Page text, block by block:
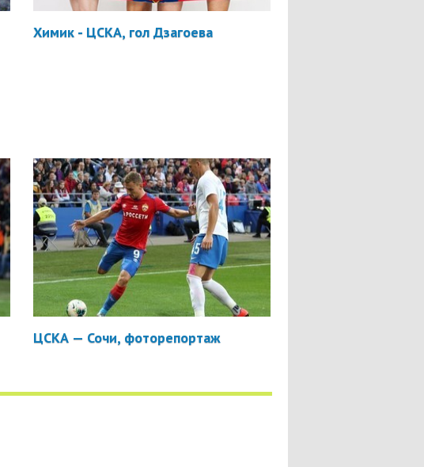
Химик - ЦСКА, гол Дзагоева
ЦСКА — Сочи, фоторепортаж